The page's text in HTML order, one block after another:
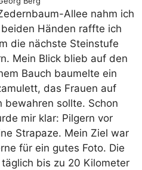
Allee nahm ich
Händen raffte ich
die nächste Steinstufe
Mein Blick blieb auf den
Bauch baumelte ein
das Frauen auf
bewahren sollte. Schon
mir klar: Pilgern vor
Strapaze. Mein Ziel war
für ein gutes Foto. Die
bis zu 20 Kilometer